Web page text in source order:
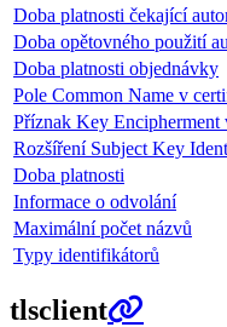
Doba platnosti čekající
Doba opětovného použití
Doba platnosti objednávky
Pole Common Name v
Příznak Key Encipherment
Rozšíření Subject Key
Doba platnosti
Informace o odvolání
Maximální počet názvů
Typy identifikátorů
tlsclient